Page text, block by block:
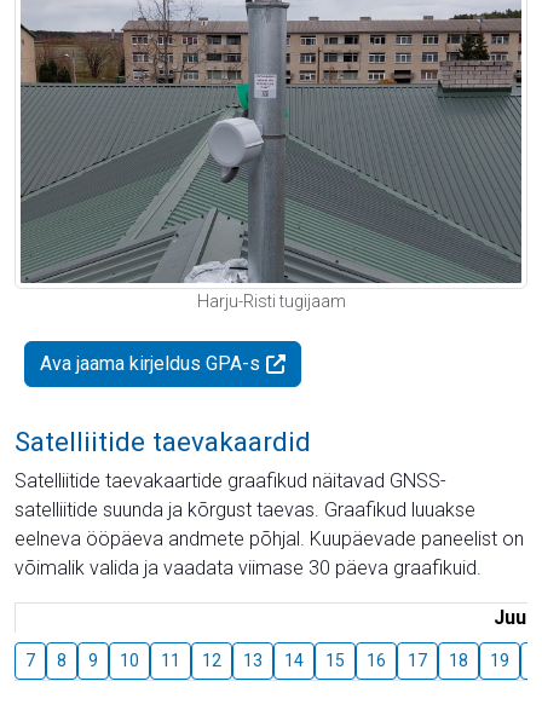
Harju-Risti tugijaam
Ava jaama kirjeldus GPA-s
Satelliitide taevakaardid
Satelliitide taevakaartide graafikud näitavad GNSS-
satelliitide suunda ja kõrgust taevas. Graafikud luuakse
eelneva ööpäeva andmete põhjal. Kuupäevade paneelist on
võimalik valida ja vaadata viimase 30 päeva graafikuid.
Juuli
7 8 9 10 11 12 13 14 15 16 17 18 19